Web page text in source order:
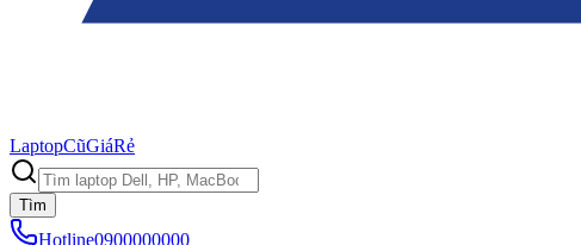
LaptopCũGiáRẻ
Tìm
Hotline0900000000